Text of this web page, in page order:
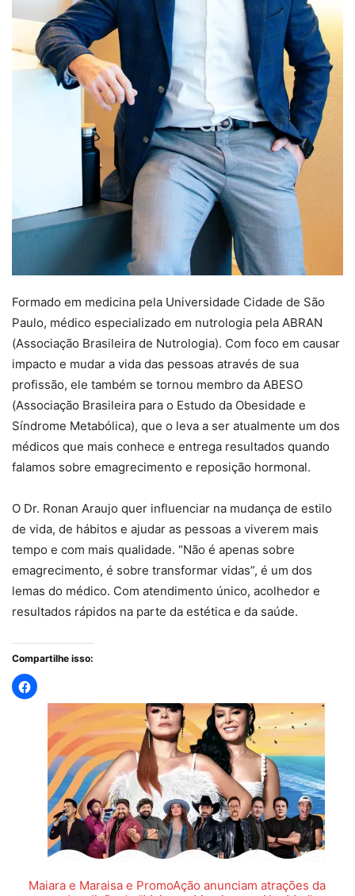
Formado em medicina pela Universidade Cidade de São
Paulo, médico especializado em nutrologia pela ABRAN
(Associação Brasileira de Nutrologia). Com foco em causar
impacto e mudar a vida das pessoas através de sua
profissão, ele também se tornou membro da ABESO
(Associação Brasileira para o Estudo da Obesidade e
Síndrome Metabólica), que o leva a ser atualmente um dos
médicos que mais conhece e entrega resultados quando
falamos sobre emagrecimento e reposição hormonal.
O Dr. Ronan Araujo quer influenciar na mudança de estilo
de vida, de hábitos e ajudar as pessoas a viverem mais
tempo e com mais qualidade. “Não é apenas sobre
emagrecimento, é sobre transformar vidas”, é um dos
lemas do médico. Com atendimento único, acolhedor e
resultados rápidos na parte da estética e da saúde.
Compartilhe isso:
Maiara e Maraisa e PromoAção anunciam atrações da